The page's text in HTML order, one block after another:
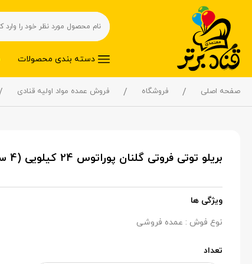
دسته بندی محصولات
صفحه اصلی فروشگاه فروش عمده مواد اولیه قنادی
بریلو توتی فروتی گلنان پوراتوس 24 کیلویی (4 سطل)
ویژگی ها
نوع فوش : عمده فروشی
تعداد